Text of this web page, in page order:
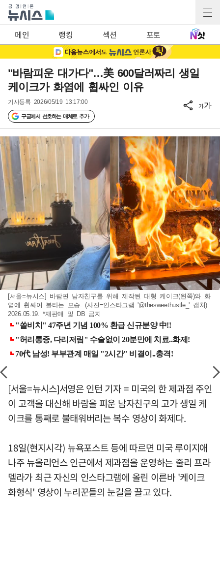
메인 랭킹 섹션 포토
"바람피운 대가다"…美 600달러짜리 생일
케이크가 화염에 휩싸인 이유
기사등록 2026/05/19 13:17:00
구글에서 선호하는 매체로 추가
가가
[서울=뉴시스] 바람핀 남자친구를 위해 제작된 대형 케이크(왼쪽)와 화
염에 휩싸여 불타는 모습. (사진=인스타그램 '@thesweethustle_' 캡처)
2026.05.19. *재판매 및 DB 금지
[서울=뉴시스]서영은 인턴 기자 = 미국의 한 제과점 주인
이 고객을 대신해 바람을 피운 남자친구의 고가 생일 케
이크를 통째로 불태워버리는 복수 영상이 화제다.
18일(현지시각) 뉴욕포스트 등에 따르면 미국 루이지애
나주 뉴올리언스 인근에서 제과점을 운영하는 줄리 프라
델라가 최근 자신의 인스타그램에 올린 이른바 '케이크
화형식' 영상이 누리꾼들의 눈길을 끌고 있다.